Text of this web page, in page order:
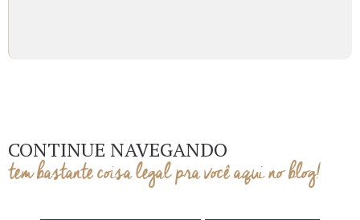
CONTINUE NAVEGANDO
tem bastante coisa legal pra você aqui no blog!